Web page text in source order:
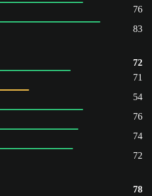
76
83
72
71
54
76
74
72
78